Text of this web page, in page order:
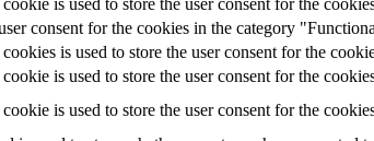
consent for the cookies in the category
is used to store the user consent for the
is used to store the user consent for the
is used to store the user consent for the